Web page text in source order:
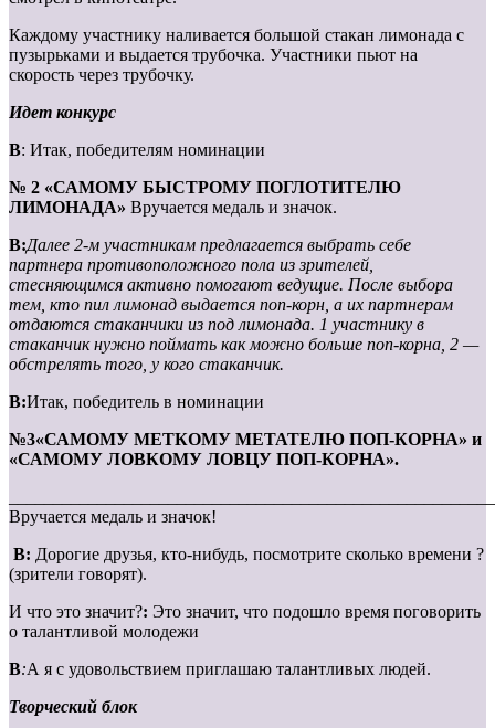
Каждому участнику наливается большой стакан лимонада с
пузырьками и выдается трубочка. Участники пьют на
скорость через трубочку.
Идет конкурс
В: Итак, победителям номинации
№ 2 «САМОМУ БЫСТРОМУ ПОГЛОТИТЕЛЮ
ЛИМОНАДА» Вручается медаль и значок.
В:Далее 2-м участникам предлагается выбрать себе
партнера противоположного пола из зрителей,
стесняющимся активно помогают ведущие. После выбора
тем, кто пил лимонад выдается поп-корн, а их партнерам
отдаются стаканчики из под лимонада. 1 участнику в
стаканчик нужно поймать как можно больше поп-корна, 2 —
обстрелять того, у кого стаканчик.
В:Итак, победитель в номинации
№3«САМОМУ МЕТКОМУ МЕТАТЕЛЮ ПОП-КОРНА» и
«САМОМУ ЛОВКОМУ ЛОВЦУ ПОП-КОРНА».
Вручается медаль и значок!
В: Дорогие друзья, кто-нибудь, посмотрите сколько времени ?
(зрители говорят).
И что это значит?: Это значит, что подошло время поговорить
о талантливой молодежи
В:А я с удовольствием приглашаю талантливых людей.
Творческий блок